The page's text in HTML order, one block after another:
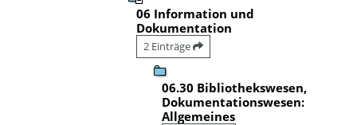
06 Information und
Dokumentation
2 Einträge
06.30 Bibliothekswesen,
Dokumentationswesen:
Allgemeines